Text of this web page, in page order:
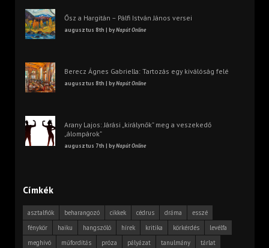
Ősz a Hargitán – Pálfi István János versei
augusztus 8th | byNapút Online
Berecz Ágnes Gabriella: Tartozás egy kiválóság felé
augusztus 8th | byNapút Online
Arany Lajos: Járási „királynők” meg a veszekedő
„álompárok”
augusztus 7th | byNapút Online
Címkék
asztalfiók beharangozó cikkek cédrus dráma
esszé
fénykör
haiku hangszóló hírek kritika körkérdés
levélfa
meghívó
műfordítás próza pályázat tanulmány
tárlat